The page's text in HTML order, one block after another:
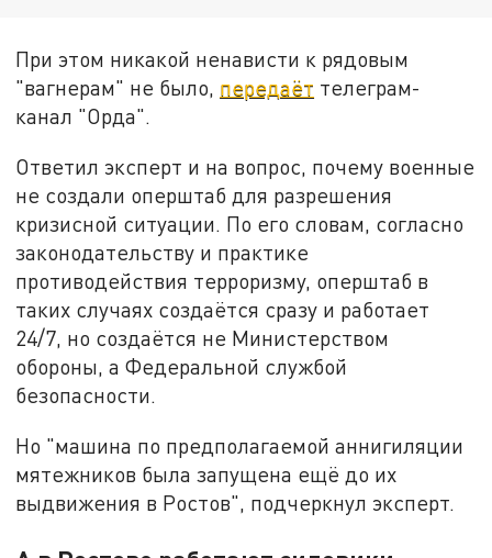
При этом никакой ненависти к рядовым
"вагнерам" не было, передаёт телеграм-
канал "Орда".
Ответил эксперт и на вопрос, почему военные
не создали оперштаб для разрешения
кризисной ситуации. По его словам, согласно
законодательству и практике
противодействия терроризму, оперштаб в
таких случаях создаётся сразу и работает
24/7, но создаётся не Министерством
обороны, а Федеральной службой
безопасности.
Но "машина по предполагаемой аннигиляции
мятежников была запущена ещё до их
выдвижения в Ростов", подчеркнул эксперт.